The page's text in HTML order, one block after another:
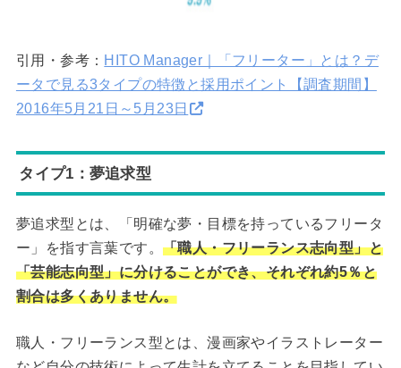
引用・参考： HITO Manager｜「フリーター」とは？デ
ータで見る3タイプの特徴と採用ポイント【調査期間】
2016年5月21日～5月23日
タイプ1：夢追求型
夢追求型とは、「明確な夢・目標を持っているフリータ
ー」を指す言葉です。 「職人・フリーランス志向型」と
「芸能志向型」に分けることができ、それぞれ約5％と
割合は多くありません。
職人・フリーランス型とは、漫画家やイラストレーター